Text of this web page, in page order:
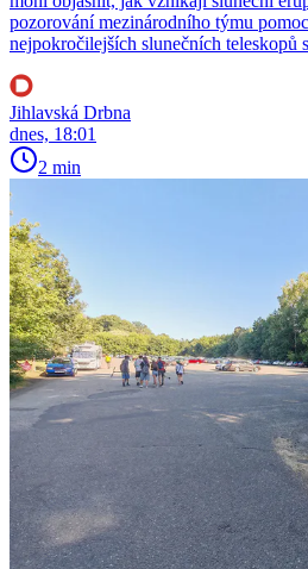
pozorování mezinárodního týmu
nejpokročilejších slunečních teleskopů
Jihlavská Drbna
dnes, 18:01
2 min